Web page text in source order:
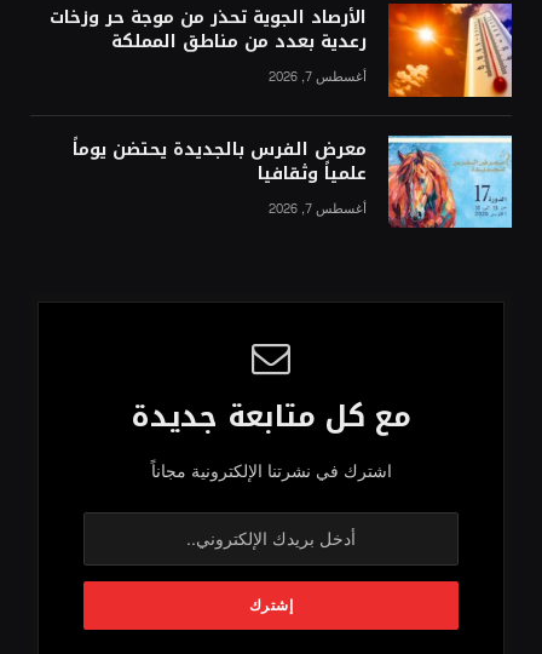
الأرصاد الجوية تحذر من موجة حر وزخات
رعدية بعدد من مناطق المملكة
أغسطس 7, 2026
معرض الفرس بالجديدة يحتضن يوماً
علمياً وثقافيا
أغسطس 7, 2026
مع كل متابعة جديدة
اشترك في نشرتنا الإلكترونية مجاناً